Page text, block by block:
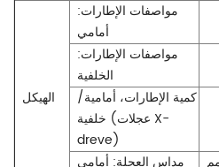
الهيكل
مواصفات الإطارات:
أمامي
مواصفات الإطارات:
الخلفية
كمية الإطارات، أمامية/
خلفية (عجلات X-
dreve)
مداس العجلة: أمامي